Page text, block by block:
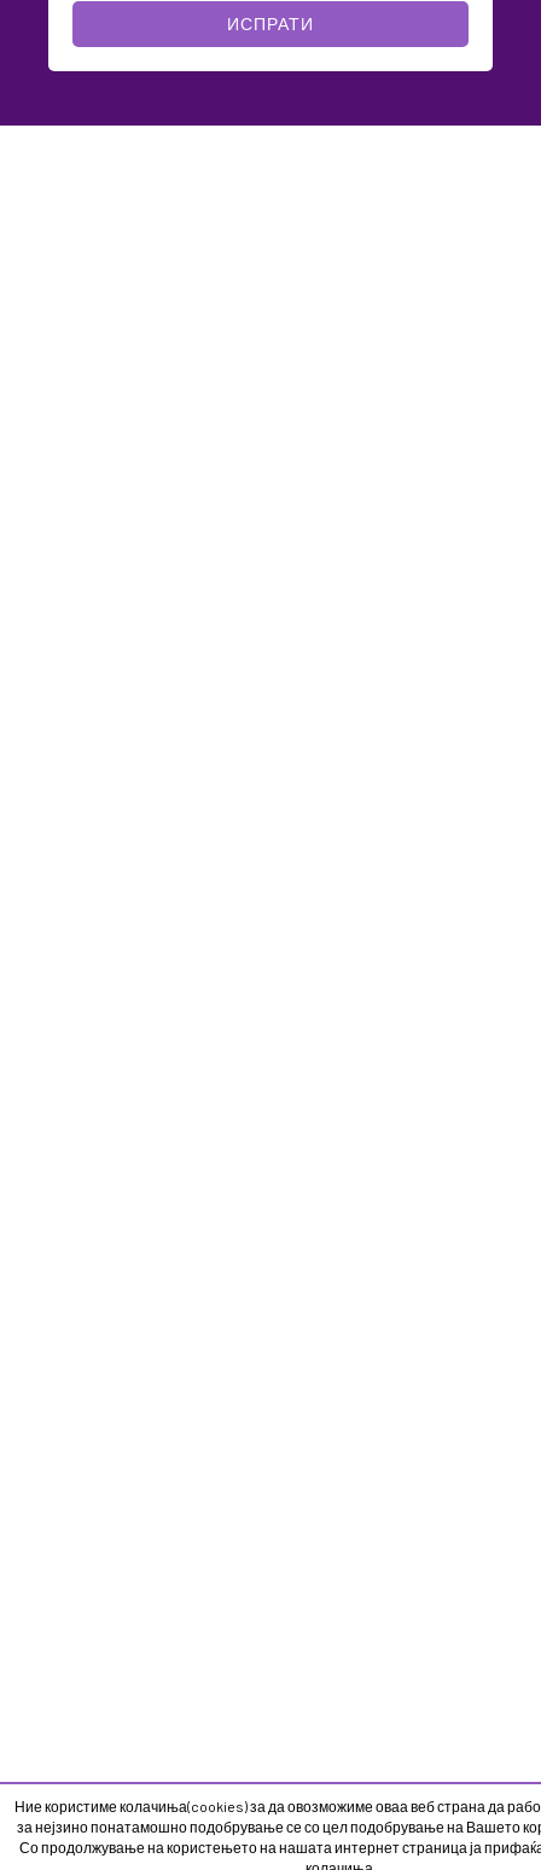
Ние користиме колачиња(cookies) за да овозможиме оваа веб страна да
за нејзино понатамошно подобрување се со цел подобрување на Вашето
Со продолжување на користењето на нашата интернет страница ја
ИСПРАТИ